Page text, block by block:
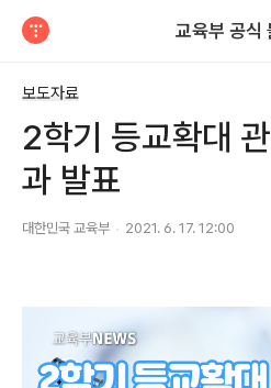
교육부 공식
보도자료
2학기 등교확대
과 발표
대한민국 교육부 2021. 6. 17. 12:00